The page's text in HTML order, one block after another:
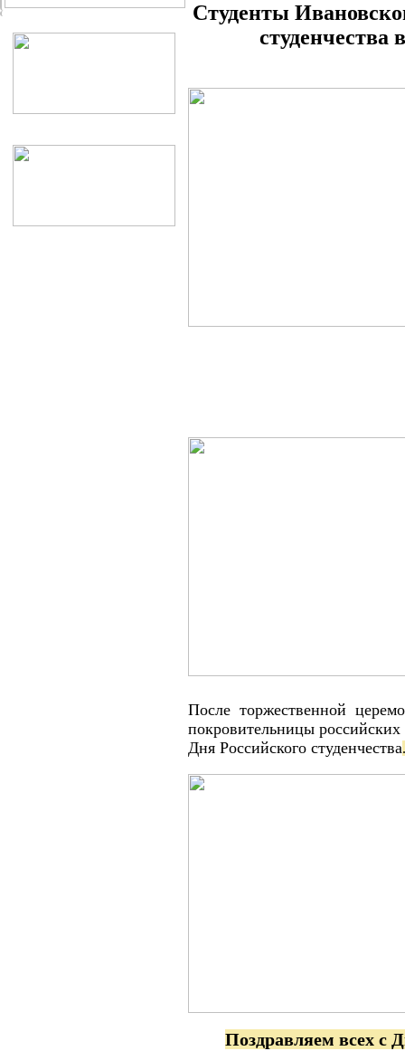
Студенты
студенчества
После торжественной
покровительницы
Дня Российского студенчества.
Поздравляем всех с